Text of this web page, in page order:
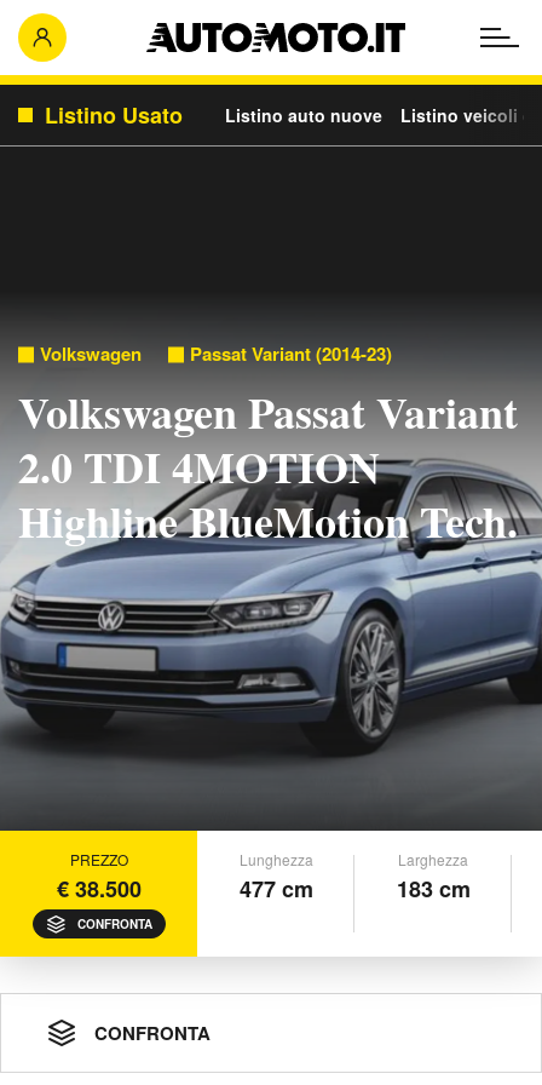
Listino Usato Listino auto nuove Listino veicoli
Volkswagen Passat Variant (2014-23)
Volkswagen Passat Variant
2.0 TDI 4MOTION
Highline BlueMotion Tech.
PREZZO
€ 38.500
CONFRONTA
Lunghezza
477 cm
Larghezza
183 cm
CONFRONTA